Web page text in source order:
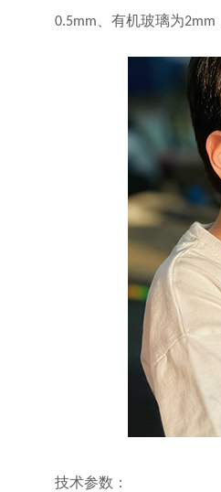
0.5mm 、有机玻璃为2mm
技术参数：